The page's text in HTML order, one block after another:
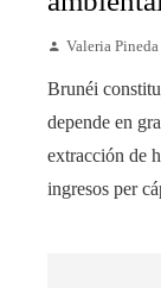
Valeria Pineda
Brunéi
depende en
extracción de
ingresos per